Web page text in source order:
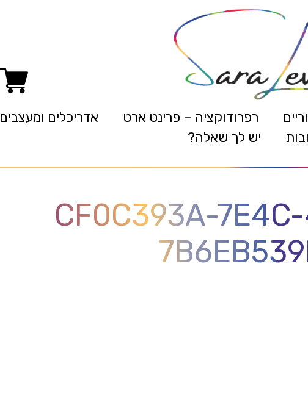
רפרודוקציה – פרינט ארט אדריכלים ומעצבים
יש לך שאלה?
CF0C393A-